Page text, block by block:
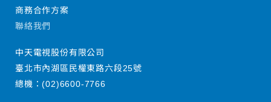
商務合作方案
聯絡我們
中天電視股份有限公司
臺北市內湖區民權東路六段25號
總機：(02)6600-7766